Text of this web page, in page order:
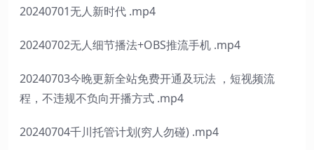
20240701无人新时代 .mp4
20240702无人细节播法+OBS推流手机 .mp4
20240703今晚更新全站免费开通及玩法 ，短视频流
程，不违规不负向开播方式 .mp4
20240704千川托管计划(穷人勿碰) .mp4